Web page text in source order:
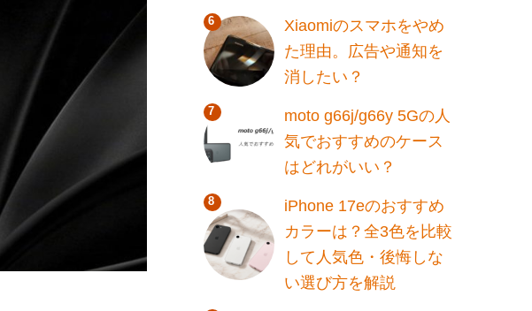
Xiaomiのスマホをやめ
た理由。広告や通知を
消したい？
moto g66j/g66y 5Gの人
気でおすすめのケース
はどれがいい？
iPhone 17eのおすすめ
カラーは？全3色を比較
して人気色・後悔しな
い選び方を解説